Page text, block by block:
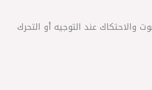
والاحتكاك عند التوجيه أو التحرك